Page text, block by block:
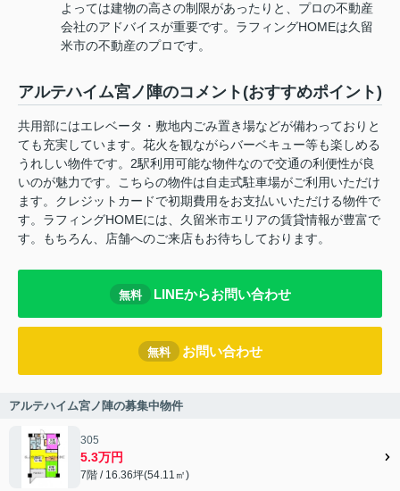
よっては建物の高さの制限があったりと、プロの不動産
会社のアドバイスが重要です。ラフィングHOMEは久留
米市の不動産のプロです。
アルテハイム宮ノ陣のコメント(おすすめポイント)
共用部にはエレベータ・敷地内ごみ置き場などが備わっておりと
ても充実しています。花火を観ながらバーベキュー等も楽しめる
うれしい物件です。2駅利用可能な物件なので交通の利便性が良
いのが魅力です。こちらの物件は自走式駐車場がご利用いただけ
ます。クレジットカードで初期費用をお支払いいただける物件で
す。ラフィングHOMEには、久留米市エリアの賃貸情報が豊富で
す。もちろん、店舗へのご来店もお待ちしております。
無料 LINEからお問い合わせ
無料 お問い合わせ
アルテハイム宮ノ陣の募集中物件
305
5.3万円
7階 / 16.36坪(54.11㎡)